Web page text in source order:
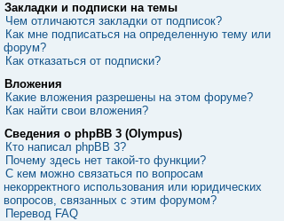
Закладки и подписки на темы
Чем отличаются закладки от подписок?
Как мне подписаться на определенную тему или
форум?
Как отказаться от подписки?
Вложения
Какие вложения разрешены на этом форуме?
Как найти свои вложения?
Сведения о phpBB 3 (Olympus)
Кто написал phpBB 3?
Почему здесь нет такой-то функции?
С кем можно связаться по вопросам
некорректного использования или юридических
вопросов, связанных с этим форумом?
Перевод FAQ